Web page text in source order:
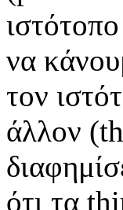
να
τον
άλλον
ότι τα